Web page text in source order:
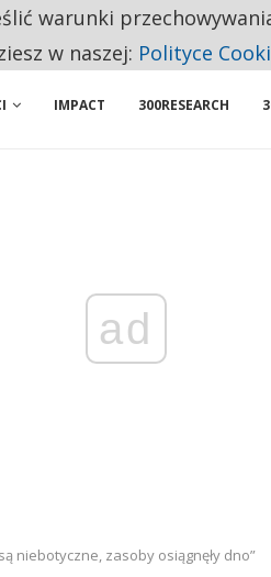
NA PODSTAWOWE ZAKUPY
IMPACT 300RESEARCH
ad
niebotyczne, zasoby osiągnęły dno”
warunki
w naszej: Polityce